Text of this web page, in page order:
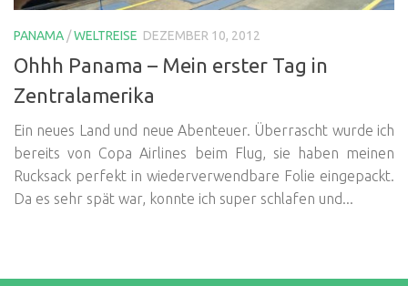
PANAMA /WELTREISE DEZEMBER 10, 2012
Ohhh Panama – Mein erster Tag in
Zentralamerika
Ein neues Land und neue Abenteuer. Überrascht wurde ich
bereits von Copa Airlines beim Flug, sie haben meinen
Rucksack perfekt in wiederverwendbare Folie eingepackt.
Da es sehr spät war, konnte ich super schlafen und...